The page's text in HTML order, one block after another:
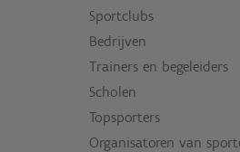
Sportclubs
Bedrijven
Trainers en begeleiders
Scholen
Topsporters
Organisatoren van